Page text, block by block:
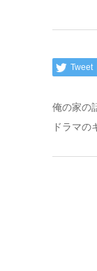
Tweet
俺の家の
ドラマの